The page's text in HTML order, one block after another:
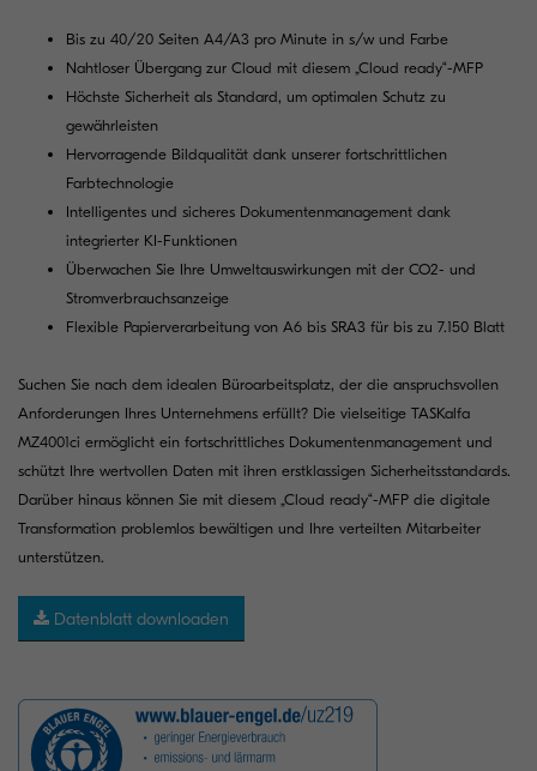
Bis zu 40/20 Seiten A4/A3 pro Minute in s/w und Farbe
Nahtloser Übergang zur Cloud mit diesem „Cloud ready“-MFP
Höchste Sicherheit als Standard, um optimalen Schutz zu
gewährleisten
Hervorragende Bildqualität dank unserer fortschrittlichen
Farbtechnologie
Intelligentes und sicheres Dokumentenmanagement dank
integrierter KI-Funktionen
Überwachen Sie Ihre Umweltauswirkungen mit der CO2- und
Stromverbrauchsanzeige
Flexible Papierverarbeitung von A6 bis SRA3 für bis zu 7.150 Blatt
Suchen Sie nach dem idealen Büroarbeitsplatz, der die anspruchsvollen
Anforderungen Ihres Unternehmens erfüllt? Die vielseitige TASKalfa
MZ4001ci ermöglicht ein fortschrittliches Dokumentenmanagement und
schützt Ihre wertvollen Daten mit ihren erstklassigen Sicherheitsstandards.
Darüber hinaus können Sie mit diesem „Cloud ready“-MFP die digitale
Transformation problemlos bewältigen und Ihre verteilten Mitarbeiter
unterstützen.
Datenblatt downloaden